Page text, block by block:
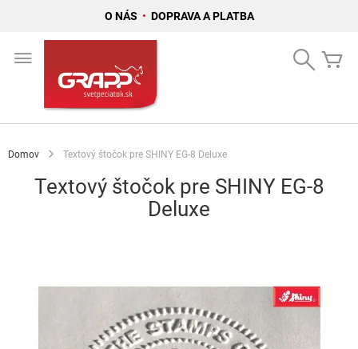
O NÁS • DOPRAVA A PLATBA
Search
Domov Textový štočok pre SHINY EG-8 Deluxe
Textový štočok pre SHINY EG-8
Deluxe